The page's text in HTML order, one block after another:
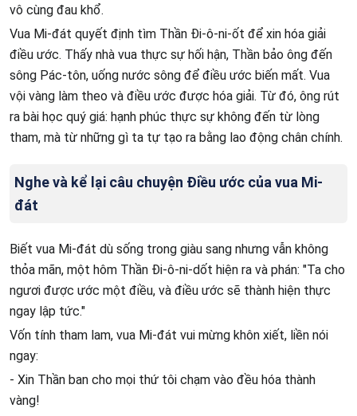
vô cùng đau khổ.
Vua Mi-đát quyết định tìm Thần Đi-ô-ni-ốt để xin hóa giải
điều ước. Thấy nhà vua thực sự hối hận, Thần bảo ông đến
sông Pác-tôn, uống nước sông để điều ước biến mất. Vua
vội vàng làm theo và điều ước được hóa giải. Từ đó, ông rút
ra bài học quý giá: hạnh phúc thực sự không đến từ lòng
tham, mà từ những gì ta tự tạo ra bằng lao động chân chính.
Nghe và kể lại câu chuyện Điều ước của vua Mi-
đát
Biết vua Mi-đát dù sống trong giàu sang nhưng vẫn không
thỏa mãn, một hôm Thần Đi-ô-ni-dốt hiện ra và phán: "Ta cho
ngươi được ước một điều, và điều ước sẽ thành hiện thực
ngay lập tức."
Vốn tính tham lam, vua Mi-đát vui mừng khôn xiết, liền nói
ngay:
- Xin Thần ban cho mọi thứ tôi chạm vào đều hóa thành
vàng!